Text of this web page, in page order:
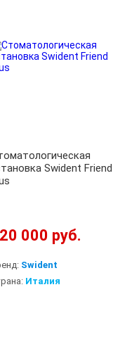
Swident Friend
000 руб.
Swident
Италия